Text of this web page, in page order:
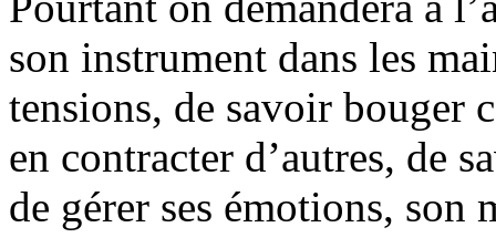
son instrument dans les
tensions, de savoir bouger
en contracter d’autres, de
de gérer ses émotions,